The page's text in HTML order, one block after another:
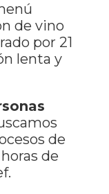
de vino
por 21
lenta y
de
de